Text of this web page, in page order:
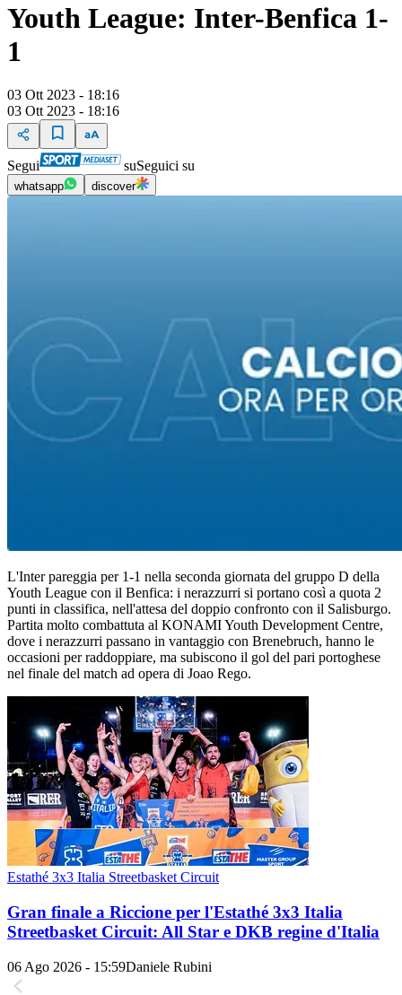
Youth League: Inter-Benfica 1-
1
03 Ott 2023 - 18:16
03 Ott 2023 - 18:16
Segui suSeguici su
whatsapp discover
L'Inter pareggia per 1-1 nella seconda giornata del gruppo D della
Youth League con il Benfica: i nerazzurri si portano così a quota 2
punti in classifica, nell'attesa del doppio confronto con il Salisburgo.
Partita molto combattuta al KONAMI Youth Development Centre,
dove i nerazzurri passano in vantaggio con Brenebruch, hanno le
occasioni per raddoppiare, ma subiscono il gol del pari portoghese
nel finale del match ad opera di Joao Rego.
Estathé 3x3 Italia Streetbasket Circuit
Gran finale a Riccione per l'Estathé 3x3 Italia
Streetbasket Circuit: All Star e DKB regine d'Italia
06 Ago 2026 - 15:59Daniele Rubini